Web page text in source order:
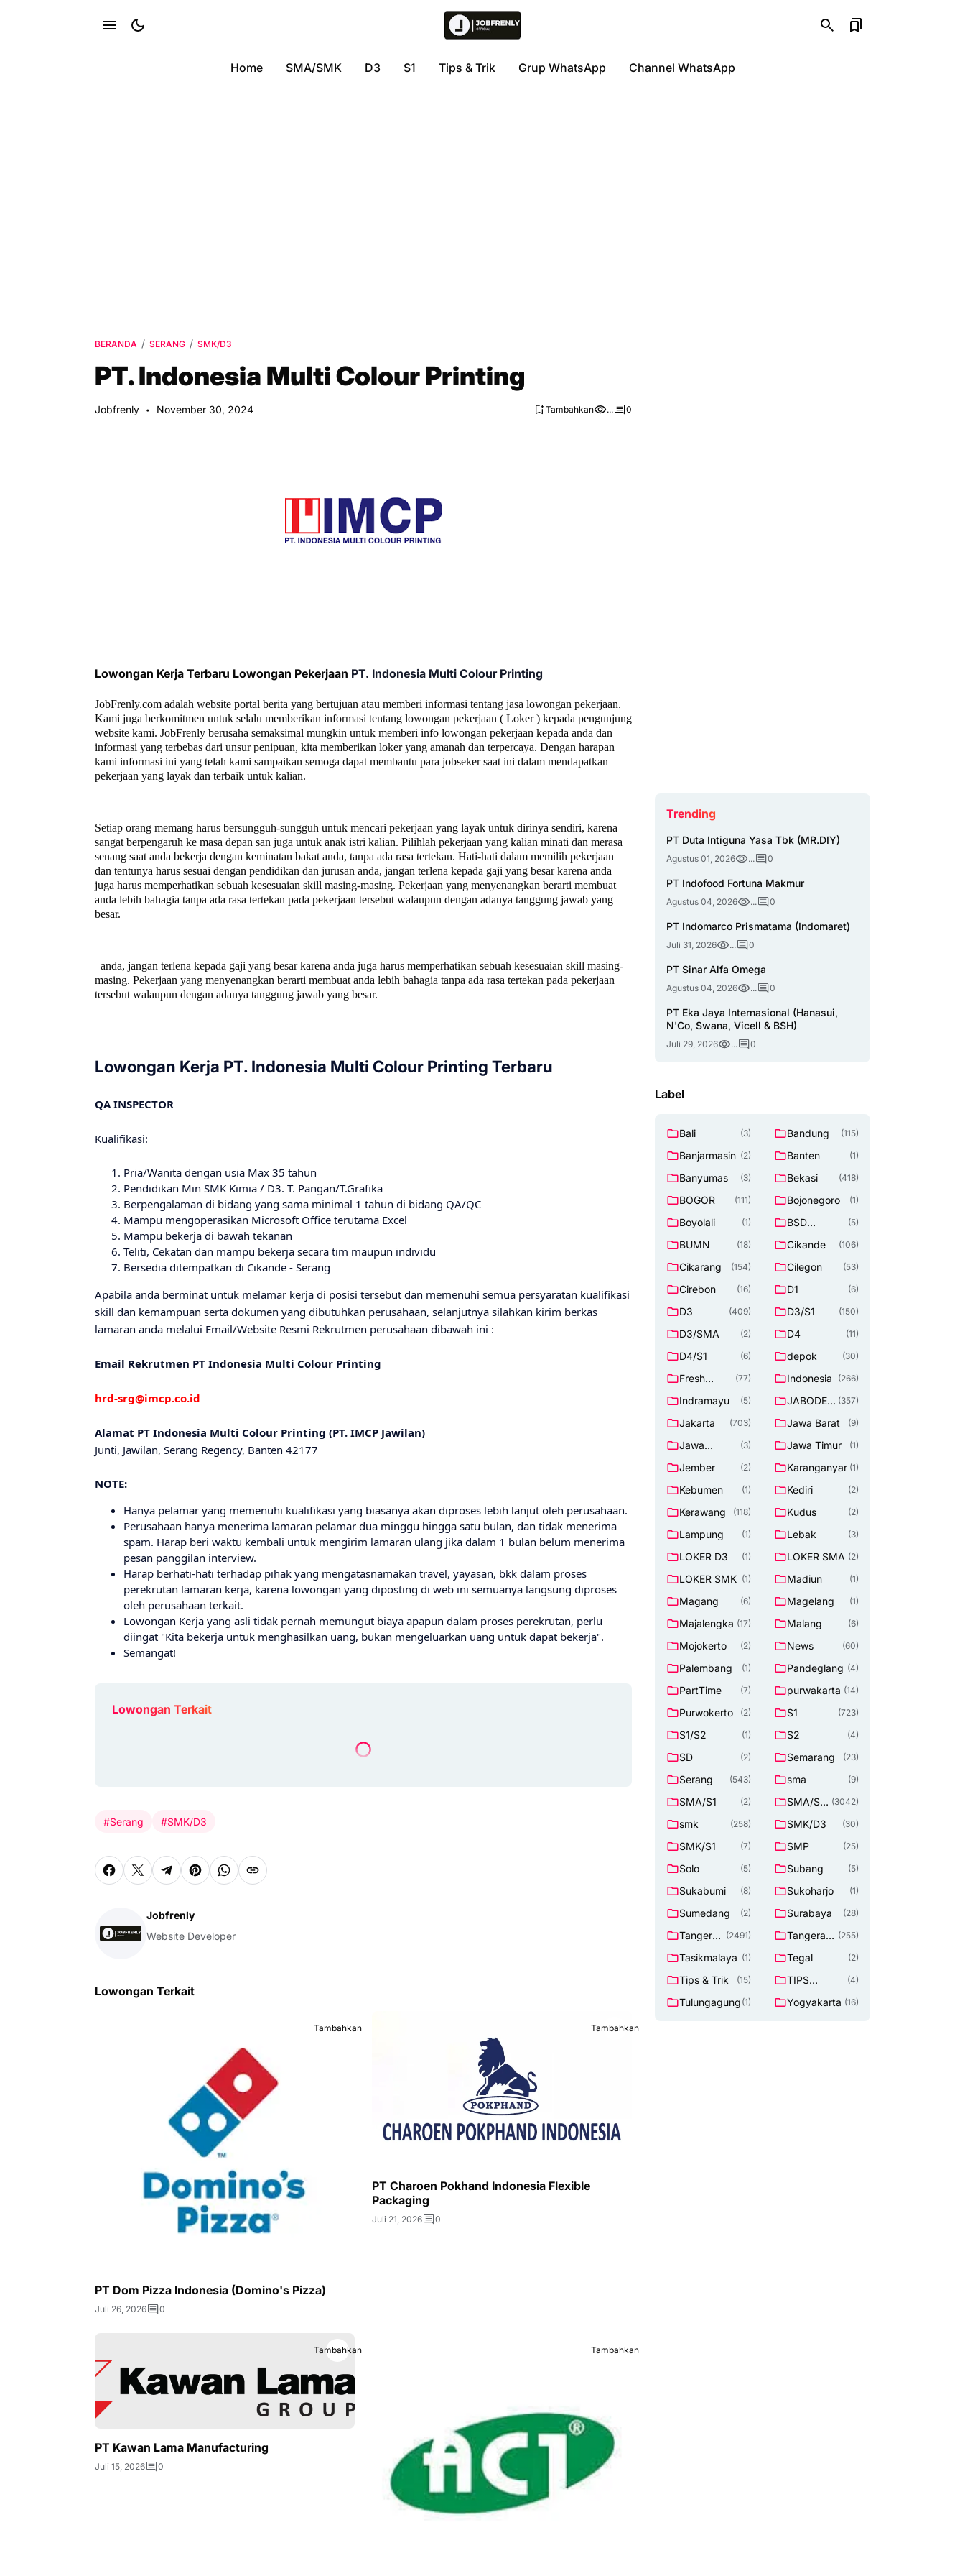
Home SMA/SMK D3 S1 Tips & Trik Grup WhatsApp Channel WhatsApp
BERANDA SERANG SMK/D3
PT. Indonesia Multi Colour Printing
Jobfrenly November 30, 2024 Tambahkan ... 0
Lowongan Kerja Terbaru Lowongan Pekerjaan PT. Indonesia Multi Colour Printing
JobFrenly.com adalah website portal berita yang bertujuan atau memberi informasi tentang jasa lowongan pekerjaan.
Kami juga berkomitmen untuk selalu memberikan informasi tentang lowongan pekerjaan ( Loker ) kepada pengunjung
website kami. JobFrenly berusaha semaksimal mungkin untuk memberi info lowongan pekerjaan kepada anda dan
informasi yang terbebas dari unsur penipuan, kita memberikan loker yang amanah dan terpercaya. Dengan harapan
kami informasi ini yang telah kami sampaikan semoga dapat membantu para jobseker saat ini dalam mendapatkan
pekerjaan yang layak dan terbaik untuk kalian.
Setiap orang memang harus bersungguh-sungguh untuk mencari pekerjaan yang layak untuk dirinya sendiri, karena
sangat berpengaruh ke masa depan san juga untuk anak istri kalian. Pilihlah pekerjaan yang kalian minati dan merasa
senang saat anda bekerja dengan keminatan bakat anda, tanpa ada rasa tertekan. Hati-hati dalam memilih pekerjaan
dan tentunya harus sesuai dengan pendidikan dan jurusan anda, jangan terlena kepada gaji yang besar karena anda
juga harus memperhatikan sebuah kesesuaian skill masing-masing. Pekerjaan yang menyenangkan berarti membuat
anda lebih bahagia tanpa ada rasa tertekan pada pekerjaan tersebut walaupun dengan adanya tanggung jawab yang
besar.
anda, jangan terlena kepada gaji yang besar karena anda juga harus memperhatikan sebuah kesesuaian skill masing-
masing. Pekerjaan yang menyenangkan berarti membuat anda lebih bahagia tanpa ada rasa tertekan pada pekerjaan
tersebut walaupun dengan adanya tanggung jawab yang besar.
Lowongan Kerja PT. Indonesia Multi Colour Printing Terbaru
QA INSPECTOR
Kualifikasi:
Pria/Wanita dengan usia Max 35 tahun
Pendidikan Min SMK Kimia / D3. T. Pangan/T.Grafika
Berpengalaman di bidang yang sama minimal 1 tahun di bidang QA/QC
Mampu mengoperasikan Microsoft Office terutama Excel
Mampu bekerja di bawah tekanan
Teliti, Cekatan dan mampu bekerja secara tim maupun individu
Bersedia ditempatkan di Cikande - Serang
Apabila anda berminat untuk melamar kerja di posisi tersebut dan memenuhi semua persyaratan kualifikasi
skill dan kemampuan serta dokumen yang dibutuhkan perusahaan, selanjutnya silahkan kirim berkas
lamaran anda melalui Email/Website Resmi Rekrutmen perusahaan dibawah ini :
Email Rekrutmen PT Indonesia Multi Colour Printing
hrd-srg@imcp.co.id
Alamat PT Indonesia Multi Colour Printing (PT. IMCP Jawilan)
Junti, Jawilan, Serang Regency, Banten 42177
NOTE:
Hanya pelamar yang memenuhi kualifikasi yang biasanya akan diproses lebih lanjut oleh perusahaan.
Perusahaan hanya menerima lamaran pelamar dua minggu hingga satu bulan, dan tidak menerima
spam. Harap beri waktu kembali untuk mengirim lamaran ulang jika dalam 1 bulan belum menerima
pesan panggilan interview.
Harap berhati-hati terhadap pihak yang mengatasnamakan travel, yayasan, bkk dalam proses
perekrutan lamaran kerja, karena lowongan yang diposting di web ini semuanya langsung diproses
oleh perusahaan terkait.
Lowongan Kerja yang asli tidak pernah memungut biaya apapun dalam proses perekrutan, perlu
diingat "Kita bekerja untuk menghasilkan uang, bukan mengeluarkan uang untuk dapat bekerja".
Semangat!
Lowongan Terkait
#Serang #SMK/D3
Jobfrenly
Website Developer
Lowongan Terkait
Tambahkan
PT Dom Pizza Indonesia (Domino's Pizza)
Juli 26, 2026 0
Tambahkan
PT Charoen Pokhand Indonesia Flexible
Packaging
Juli 21, 2026 0
Tambahkan
PT Kawan Lama Manufacturing
Juli 15, 2026 0
Tambahkan
Trending
PT Duta Intiguna Yasa Tbk (MR.DIY)
Agustus 01, 2026 ... 0
PT Indofood Fortuna Makmur
Agustus 04, 2026 ... 0
PT Indomarco Prismatama (Indomaret)
Juli 31, 2026 ... 0
PT Sinar Alfa Omega
Agustus 04, 2026 ... 0
PT Eka Jaya Internasional (Hanasui,
N'Co, Swana, Vicell & BSH)
Juli 29, 2026 ... 0
Label
Bali (3) Bandung (115)
Banjarmasin (2) Banten (1)
Banyumas (3) Bekasi (418)
BOGOR (111) Bojonegoro (1)
Boyolali (1)
BSD
TANGERAN
G SELATAN
(5)
BUMN (18) Cikande (106)
Cikarang (154) Cilegon (53)
Cirebon (16) D1 (6)
D3 (409) D3/S1 (150)
D3/SMA (2) D4 (11)
D4/S1 (6) depok (30)
Fresh
(77) Indonesia (266)
Indramayu (5)
JABODET (357)
Jakarta (703) Jawa Barat (9)
Jawa
(3) Jawa Timur (1)
Jember (2) Karanganyar (1)
Kebumen (1) Kediri (2)
Kerawang (118) Kudus (2)
Lampung (1) Lebak (3)
LOKER D3 (1) LOKER SMA (2)
LOKER SMK (1) Madiun (1)
Magang (6) Magelang (1)
Majalengka (17) Malang (6)
Mojokerto (2) News (60)
Palembang (1) Pandeglang (4)
PartTime (7) purwakarta (14)
Purwokerto (2) S1 (723)
S1/S2 (1) S2 (4)
SD (2) Semarang (23)
Serang (543) sma (9)
SMA/S1 (2)
SMA/SM (3042)
smk (258) SMK/D3 (30)
SMK/S1 (7) SMP (25)
Solo (5) Subang (5)
Sukabumi (8) Sukoharjo (1)
Sumedang (2) Surabaya (28)
Tangeran (2491)
Tangerang (255)
Tasikmalaya (1) Tegal (2)
Tips & Trik (15)
TIPS
Kerja
(4)
Tulungagung (1) Yogyakarta (16)